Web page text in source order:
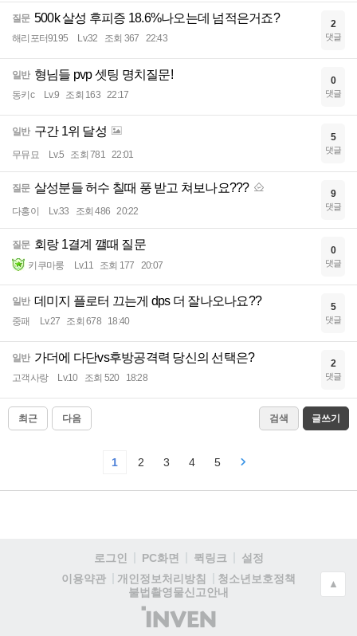
질문 500k 살성 후피증 18.6%나오는데 넘적은거죠?
해리포터9195 Lv.32 조회 367 22:43
2
댓글
일반 형님들 pvp 셋팅 명치질문!
동키c Lv.9 조회 163 22:17
0
댓글
일반 구간 1위 달성
무뮤묘 Lv.5 조회 781 22:01
5
댓글
질문 살성분들 허수 칠때 풍 받고 쳐보나요???
다홍이 Lv.33 조회 486 20:22
9
댓글
질문 회랑 1결계 깰때 질문
키쿠마룽 Lv.11 조회 177 20:07
0
댓글
일반 데미지 플로터 끄는게 dps 더 잘나오나요??
중패 Lv.27 조회 678 18:40
5
댓글
일반 가더에 다단vs후방공격력 당신의 선택은?
고객사랑 Lv.10 조회 520 18:28
2
댓글
최근 다음 검색 글쓰기
1 2 3 4 5
로그인 PC화면 퀵링크
설정
이용약관
개인정보처리방침
청소년보호정책
불법촬영물신고안내
(주)
인
▲